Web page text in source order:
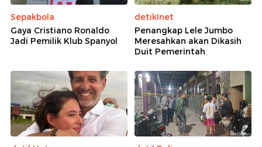
Sepakbola
Gaya Cristiano Ronaldo
Jadi Pemilik Klub Spanyol
detikInet
Penangkap Lele Jumbo
Meresahkan akan Dikasih
Duit Pemerintah